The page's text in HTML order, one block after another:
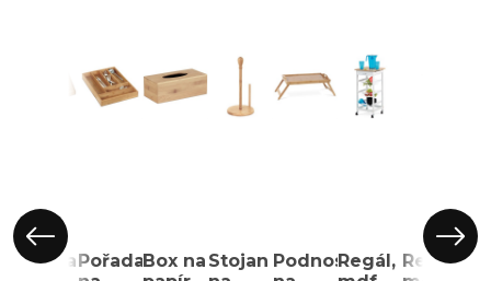
Box naPořadačBox na Stojan PodnosRegál, Regál,